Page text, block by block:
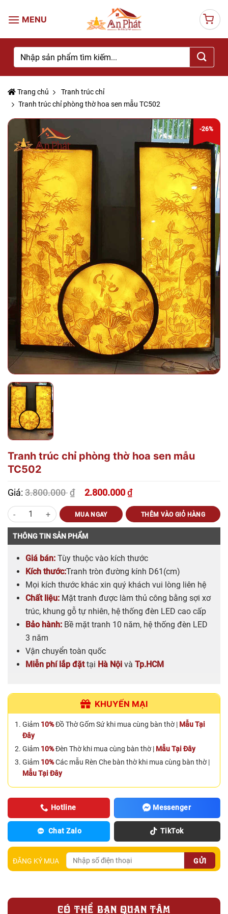
Tìm
kiếm:
Trang chủ
Tranh trúc chỉ
Tranh trúc chỉ phòng thờ hoa sen mẫu TC502
-26%
Tranh trúc chỉ phòng thờ hoa sen mẫu
TC502
Giá: 3.800.000₫
Giá
gốc
là:
3.800.000 ₫.
2.800.000₫
Giá
hiện
tại
là:
2.800.000 ₫.
THÔNG TIN SẢN PHẨM
Giá bán:Tùy thuộc vào kích thước
Kích thước:Tranh tròn đường kính D61(cm)
Mọi kích thước khác xin quý khách vui lòng liên hệ
Chất liệu:Mặt tranh được làm thủ công bằng sợi xơ
trúc, khung gỗ tự nhiên, hệ thống đèn LED cao cấp
Bảo hành:Bề mặt tranh 10 năm, hệ thống đèn LED
3 năm
Vận chuyển toàn quốc
Miễn phí lắp đặttại Hà Nộivà Tp.HCM
Tranh trúc chỉ phòng thờ hoa sen mẫu TC502 số lượng
THÊM VÀO GIỎ HÀNG
MUA NGAY
KHUYẾN MẠI
Giảm 10%Đồ Thờ Gốm Sứ khi mua cùng bàn thờ | Mẫu Tại
Đây
Giảm 10%Đèn Thờ khi mua cùng bàn thờ | Mẫu Tại Đây
Giảm 10%Các mẫu Rèn Che bàn thờ khi mua cùng bàn thờ |
Mẫu Tại Đây
Hotline Messenger
Chat Zalo TikTok
ĐĂNG KÝ MUA
CÓ THỂ BẠN QUAN TÂM